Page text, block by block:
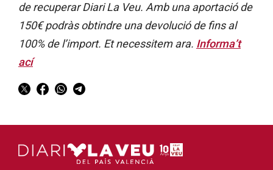
de recuperar Diari La Veu. Amb una aportació de
150€ podràs obtindre una devolució de fins al
100% de l’import. Et necessitem ara. Informa’t
ací